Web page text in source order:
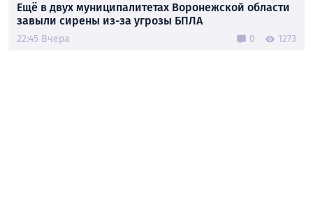
Ещё в двух муниципалитетах Воронежской области
завыли сирены из-за угрозы БПЛА
22:45 Вчера 0 1273